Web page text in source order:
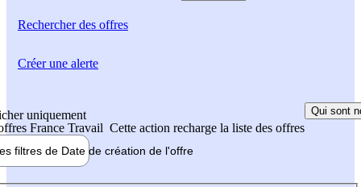
Rechercherdes offres
uniquement
France Travail Cette action recharge la liste des offres
Qui sont
filtres de Date de création de l'offre
Créer une alerte